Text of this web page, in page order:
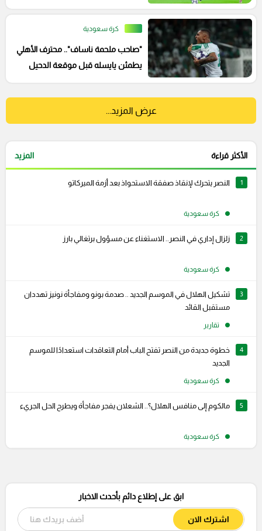
كرة سعودية
"صاحب ملحمة ناساف".. محترف الأهلي
يطمئن يايسله قبل موقعة الدحيل
عرض المزيد...
الأكثر قراءة المزيد
1 النصر يتحرك لإنقاذ صفقة الاستحواذ بعد أزمة الميركاتو
كرة سعودية
2 زلزال إداري في النصر.. الاستغناء عن مسؤول برتغالي بارز
كرة سعودية
3
تشكيل الهلال في الموسم الجديد .. صدمة بونو ومفاجأة نونيز تهددان
مستقبل القائد
تقارير
4
خطوة جديدة من النصر تفتح الباب أمام التعاقدات استعدادًا للموسم
الجديد
كرة سعودية
5 مالكوم إلى منافس الهلال؟.. الشعلان يفجر مفاجأة ويطرح الحل الجريء
كرة سعودية
ابق على إطلاع دائم بأحدث الاخبار
اشترك الان